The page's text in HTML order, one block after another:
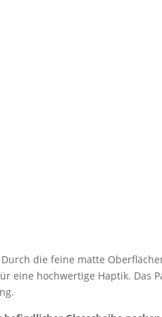
die feine matte
eine hochwertige Haptik. Das